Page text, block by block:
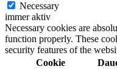
Necessary
immer aktiv
Necessary cookies are
function properly. These
security features of the
Cookie